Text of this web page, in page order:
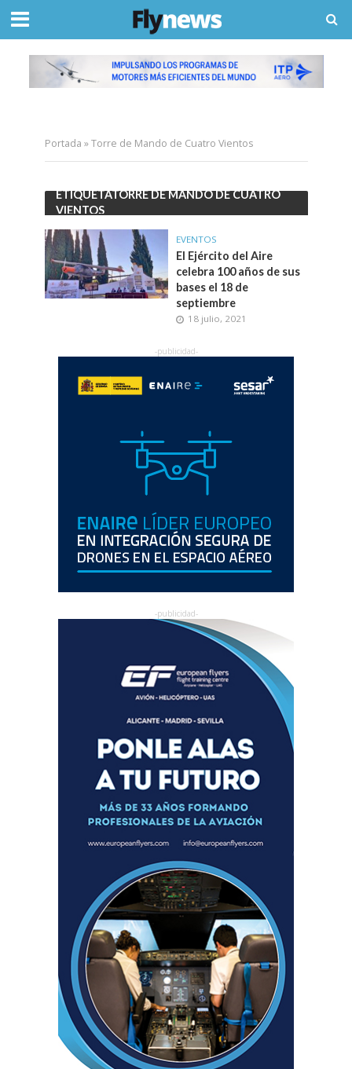
Portada »Torre de Mando de Cuatro Vientos
ETIQUETATORRE DE MANDO DE CUATRO
VIENTOS
EVENTOS
El Ejército del Aire
celebra 100 años de sus
bases el 18 de
septiembre
18 julio, 2021